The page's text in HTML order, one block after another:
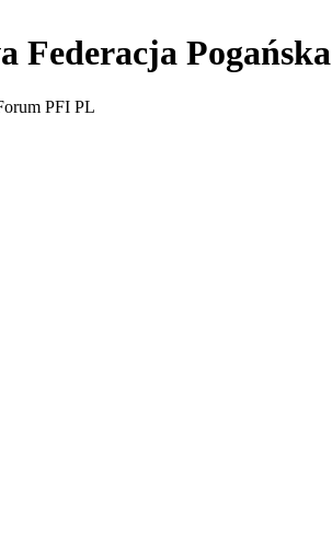
Federacja Pogańska
PFI PL